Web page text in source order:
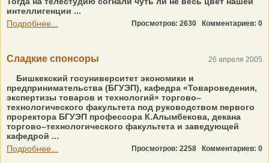
интеллигенции ...
Подробнее...
Просмотров: 2630 Комментариев: 0
Сладкие спонсоры 26 апреля 2005
Бишкекский госуниверситет экономики и
предпринимательства (БГУЭП), кафедра «Товароведения,
экспертизы товаров и технологий» торгово–
технологического факультета под руководством первого
проректора БГУЭП профессора К.Алымбекова, декана
торгово–технологического факультета и заведующей
кафедрой ...
Подробнее...
Просмотров: 2258 Комментариев: 0